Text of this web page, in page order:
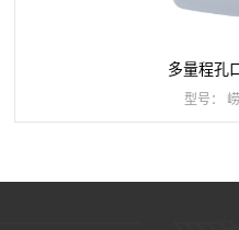
多量程孔
型号：